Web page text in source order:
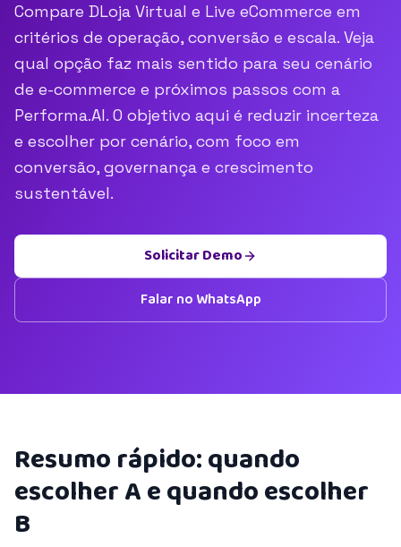
Compare DLoja Virtual e Live eCommerce em
critérios de operação, conversão e escala. Veja
qual opção faz mais sentido para seu cenário
de e-commerce e próximos passos com a
Performa.AI. O objetivo aqui é reduzir incerteza
e escolher por cenário, com foco em
conversão, governança e crescimento
sustentável.
Solicitar Demo
Falar no WhatsApp
Resumo rápido: quando
escolher A e quando escolher
B